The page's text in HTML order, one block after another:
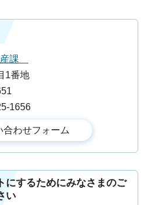
産課
1番地
1656
にするためにみなさまのご
い